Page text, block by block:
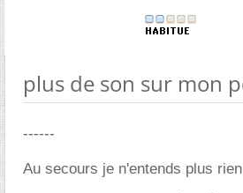
plus de son sur mon
------
Au secours je n'entends plus